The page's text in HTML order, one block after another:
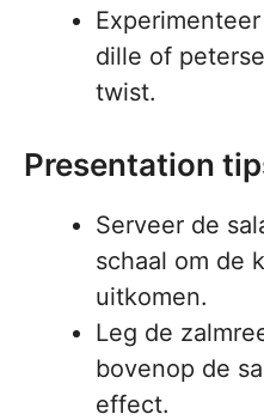
dille of
twist.
Presentation
Serveer de
schaal om de
uitkomen.
Leg de
bovenop de
effect.